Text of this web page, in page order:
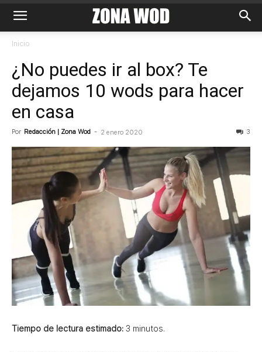
Inicio
¿No puedes ir al box? Te
dejamos 10 wods para hacer
en casa
Por Redacción | Zona Wod - 2 enero 2020 3
Tiempo de lectura estimado: 3 minutos.